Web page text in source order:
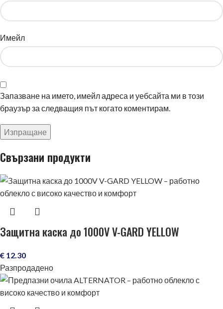
Имейл
Запазване на името, имейл адреса и уебсайта ми в този
браузър за следващия път когато коментирам.
Свързани продукти
Защитна каска до 1000V V-GARD YELLOW
€ 12.30
Разпродадено